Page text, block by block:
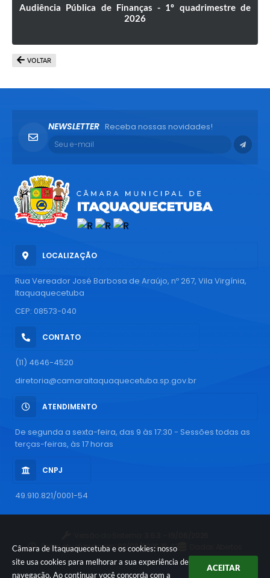
Câmara de Itaquaquecetuba e os cookies: nosso
site usa cookies para melhorar a sua experiência de
navegação. Ao continuar você concorda com a
ACEITAR
Audiência Pública de Finanças - 1º quadrimestre de
2026
VOLTAR
LOCALIZAÇÃO
Rua Vereador José Barbosa de Araújo, nº 267, Vila Virgínia,
Itaquaquecetuba
CEP: 08573-040
CONTATO
(11) 4646-4520
diretoria@camaraitaquaquecetuba.sp.gov.br
ATENDIMENTO
De segunda a sexta-feira, das 9 às 17:30 - Sessões todas as
terças-feiras, às 17 horas
CNPJ
49.910.821/0001-54
NEWSLETTER Receba nossas novidades!
Portal atualizado em:03/08/2026 16:43